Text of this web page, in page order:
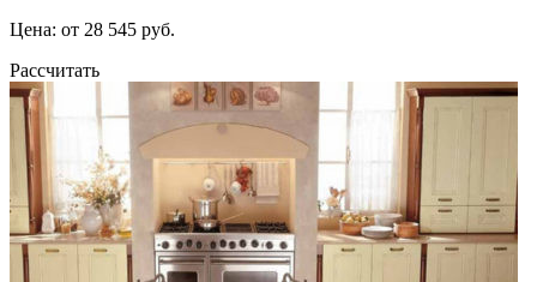
Цена: от 28 545 руб.
Рассчитать